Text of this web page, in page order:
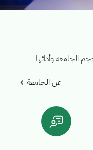
الجامعة وأدائها
عن الجامعة